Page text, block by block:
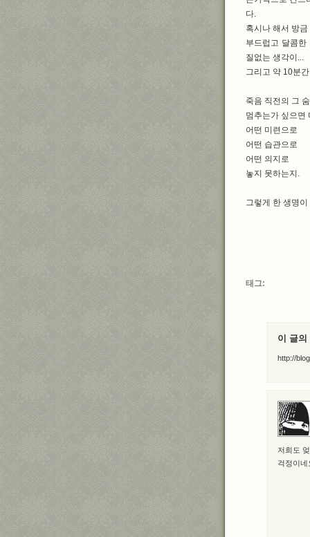
다.
혹시나 해서 방
부드럽고 달콤
질없는 생각이...
그리고 약 10분
죽음 직전의 그
멈추는가 싶으면
어떤 미련으로
어떤 습관으로
어떤 의지로
놓지 못하는지.
그렇게 한 생명
태그
이 글의
http://
저희도
걱정이네